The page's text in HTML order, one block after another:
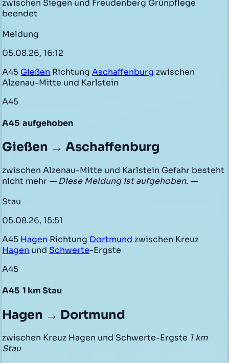
zwischen Siegen und Freudenberg Grünpflege
beendet
Meldung
05.08.26, 16:12
A45 Gießen RichtungAschaffenburg zwischen
Alzenau-Mitte und Karlstein
A45
A45 aufgehoben
Gießen → Aschaffenburg
zwischen Alzenau-Mitte und Karlstein Gefahr besteht
nicht mehr — Diese Meldung ist aufgehoben. —
Stau
05.08.26, 15:51
A45 Hagen Richtung Dortmund zwischen Kreuz
Hagen und Schwerte-Ergste
A45
A45 1 km Stau
Hagen → Dortmund
zwischen Kreuz Hagen und Schwerte-Ergste 1 km
Stau